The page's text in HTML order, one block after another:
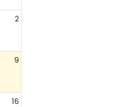
2
9
16